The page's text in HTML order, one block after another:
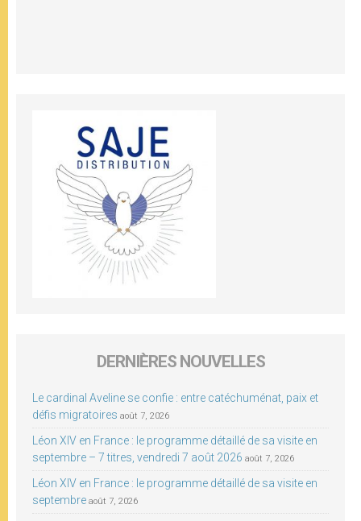
DERNIÈRES NOUVELLES
Le cardinal Aveline se confie : entre catéchuménat, paix et
défis migratoires août 7, 2026
Léon XIV en France : le programme détaillé de sa visite en
septembre – 7 titres, vendredi 7 août 2026 août 7, 2026
Léon XIV en France : le programme détaillé de sa visite en
septembre août 7, 2026